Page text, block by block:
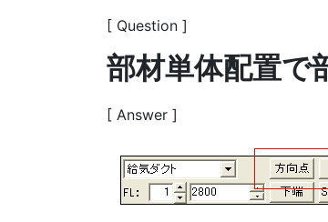
[ Question ]
部材単体配置で
[ Answer ]